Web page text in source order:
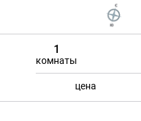
1
комнаты
цена